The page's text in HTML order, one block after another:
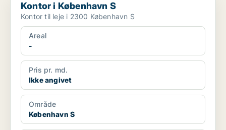
Kontor i København S
Kontor til leje i 2300 København S
Areal
-
Pris pr. md.
Ikke angivet
Område
København S